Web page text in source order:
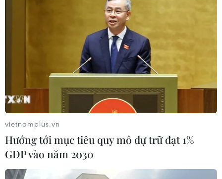
Xem thêm
CƠ QUAN CHỦ QUẢN: THÔNG TẤN XÃ VIỆT NAM
Tổng Biên tập: TRẦN TIẾN DUẨN
Phó Tổng Biên tập: NGUYỄN THỊ TÁM, KHÚC THANH
THỦY
vietnamplus.vn
Hướng tới mục tiêu quy mô dự trữ đạt 1%
GDP vào năm 2030